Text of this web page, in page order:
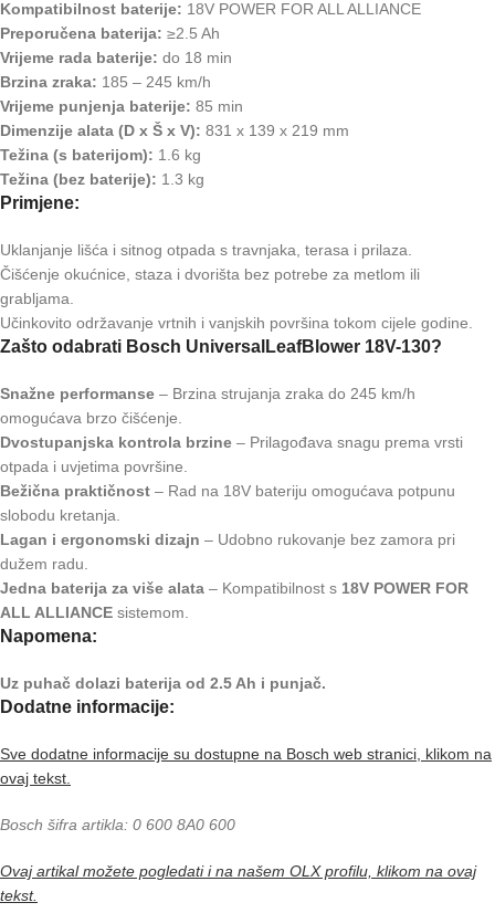
Kompatibilnost baterije: 18V POWER FOR ALL ALLIANCE
Preporučena baterija: ≥2.5 Ah
Vrijeme rada baterije: do 18 min
Brzina zraka: 185 – 245 km/h
Vrijeme punjenja baterije: 85 min
Dimenzije alata (D x Š x V): 831 x 139 x 219 mm
Težina (s baterijom): 1.6 kg
Težina (bez baterije): 1.3 kg
Primjene:
Uklanjanje lišća i sitnog otpada s travnjaka, terasa i prilaza.
Čišćenje okućnice, staza i dvorišta bez potrebe za metlom ili
grabljama.
Učinkovito održavanje vrtnih i vanjskih površina tokom cijele godine.
Zašto odabrati Bosch UniversalLeafBlower 18V-130?
Snažne performanse – Brzina strujanja zraka do 245 km/h
omogućava brzo čišćenje.
Dvostupanjska kontrola brzine – Prilagođava snagu prema vrsti
otpada i uvjetima površine.
Bežična praktičnost – Rad na 18V bateriju omogućava potpunu
slobodu kretanja.
Lagan i ergonomski dizajn – Udobno rukovanje bez zamora pri
dužem radu.
Jedna baterija za više alata – Kompatibilnost s 18V POWER FOR
ALL ALLIANCE sistemom.
Napomena:
Uz puhač dolazi baterija od 2.5 Ah i punjač.
Dodatne informacije:
Sve dodatne informacije su dostupne na Bosch web stranici, klikom na
ovaj tekst.
Bosch šifra artikla: 0 600 8A0 600
Ovaj artikal možete pogledati i na našem OLX profilu, klikom na ovaj
tekst.